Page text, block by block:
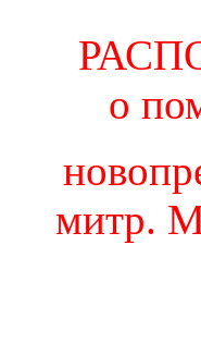
о
митр.